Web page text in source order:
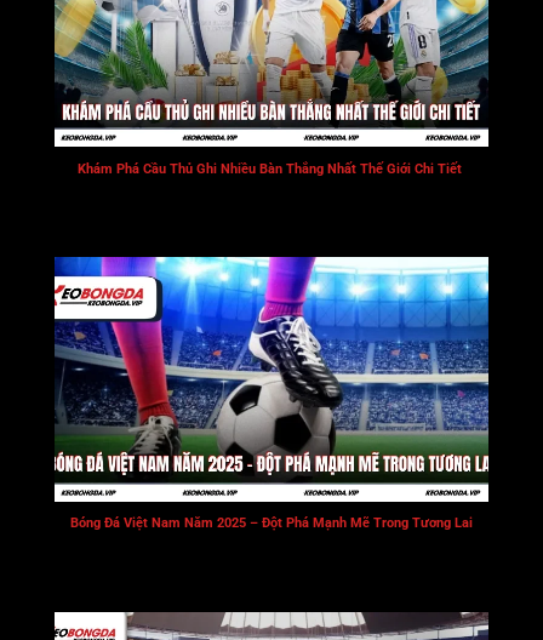
Khám Phá Cầu Thủ Ghi Nhiều Bàn Thắng Nhất Thế Giới Chi Tiết
Bóng Đá Việt Nam Năm 2025 – Đột Phá Mạnh Mẽ Trong Tương Lai